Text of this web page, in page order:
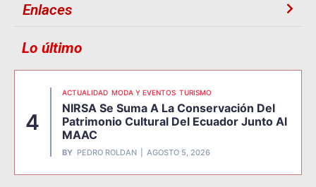
Enlaces
Lo último
4
ACTUALIDAD MODA Y EVENTOS TURISMO
NIRSA Se Suma A La Conservación Del
Patrimonio Cultural Del Ecuador Junto Al
MAAC
BY PEDRO ROLDAN AGOSTO 5, 2026